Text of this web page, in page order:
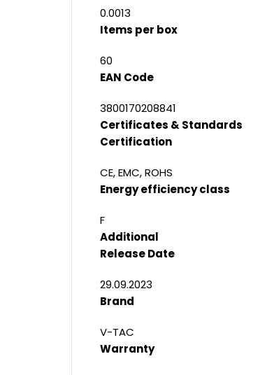
0.0013
Items per box
60
EAN Code
3800170208841
Certificates & Standards
Certification
CE, EMC, ROHS
Energy efficiency class
F
Additional
Release Date
29.09.2023
Brand
V-TAC
Warranty